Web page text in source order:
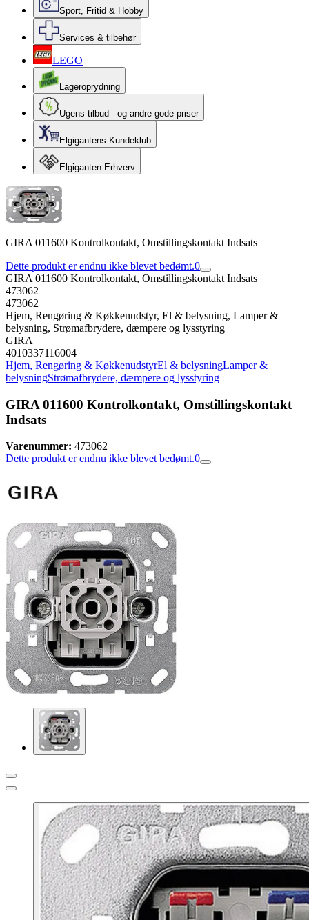
Sport, Fritid & Hobby
Services & tilbehør
LEGO
Lageroprydning
Ugens tilbud - og andre gode priser
Elgigantens Kundeklub
Elgiganten Erhverv
GIRA 011600 Kontrolkontakt, Omstillingskontakt Indsats
Dette produkt er endnu ikke blevet bedømt.0
GIRA 011600 Kontrolkontakt, Omstillingskontakt Indsats
473062
473062
Hjem, Rengøring & Køkkenudstyr, El & belysning, Lamper &
belysning, Strømafbrydere, dæmpere og lysstyring
GIRA
4010337116004
Hjem, Rengøring & KøkkenudstyrEl & belysningLamper &
belysningStrømafbrydere, dæmpere og lysstyring
GIRA 011600 Kontrolkontakt, Omstillingskontakt
Indsats
Varenummer: 473062
Dette produkt er endnu ikke blevet bedømt.0